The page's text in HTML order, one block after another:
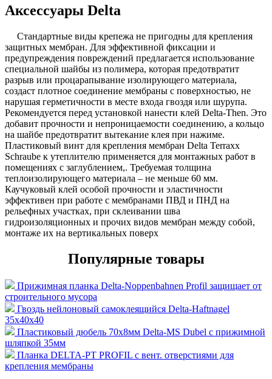
Аксессуары Delta
Стандартные виды крепежа не пригодны для крепления
защитных мембран. Для эффективной фиксации и
предупреждения повреждений предлагается использование
специальной шайбы из полимера, которая предотвратит
разрыв или процарапывание изолирующего материала,
создаст плотное соединение мембраны с поверхностью, не
нарушая герметичности в месте входа гвоздя или шурупа.
Рекомендуется перед установкой нанести клей Delta-Then. Это
добавит прочности и непроницаемости соединению, а кольцо
на шайбе предотвратит вытекание клея при нажиме.
Пластиковый винт для крепления мембран Delta Terraxx
Schraube к утеплителю применяется для монтажных работ в
помещениях с заглублением,. Требуемая толщина
теплоизолирующего материала – не меньше 60 мм.
Каучуковый клей особой прочности и эластичности
эффективен при работе с мембранами ПВД и ПНД на
рельефных участках, при склеивании шва
гидроизоляционных и прочих видов мембран между собой,
монтаже их на вертикальных поверх
Популярные товары
Прижимная планка Delta-Noppenbahnen Profil защищает от
строительного мусора
Гвоздь нейлоновый самоклеящийся Delta-Haftnagel
35х40х40
Пластиковый дюбель 70х8мм Delta-MS Dubel с прижимной
шляпкой 35мм
Планка DELTA-PT PROFIL с вент. отверстиями для
крепления мембраны